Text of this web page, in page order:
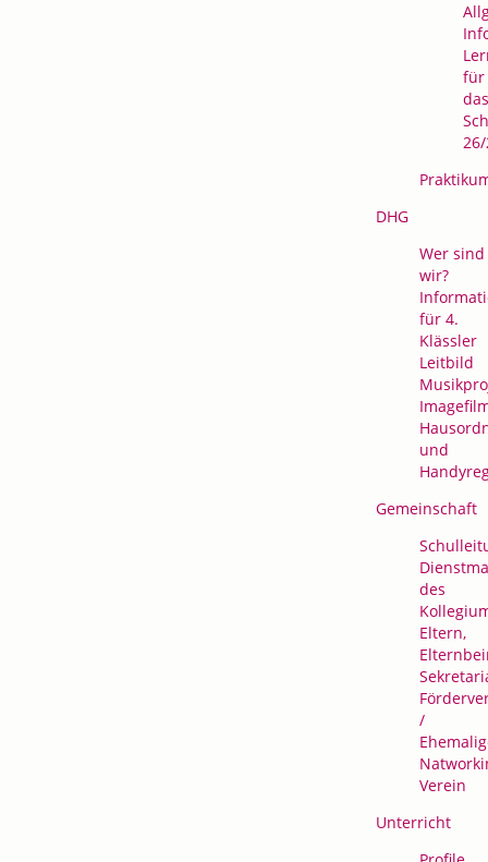
für
das
DHG
Wer sind
wir?
für 4.
Klässler
Leitbild
und
Gemeinschaft
des
Eltern,
/
Verein
Unterricht